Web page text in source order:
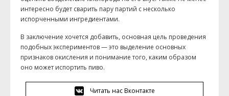
интересно будет сварить пару партий с несколько
испорченными ингредиентами.
В заключение хочется добавить, основная цель проведения
подобных экспериментов — это выделение основных
признаков окисления и понимание того, каким образом
оно может испортить пиво.
Читать нас Вконтакте